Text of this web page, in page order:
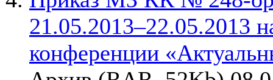
21.05.2013–22.05.2013
конференции